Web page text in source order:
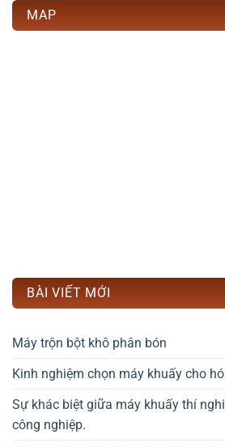
MAP
BÀI VIẾT MỚI
Máy trộn bột khô phân bón
Kinh nghiệm chọn máy khuấy cho
Sự khác biệt giữa máy khuấy thí
công nghiệp.